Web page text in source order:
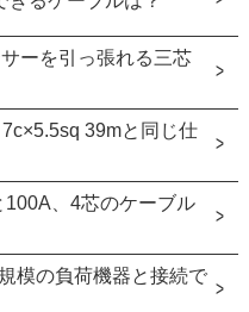
ーを引っ張れる三芯
39mと同じ仕
、4芯のケーブル
模の負荷機器と接続で